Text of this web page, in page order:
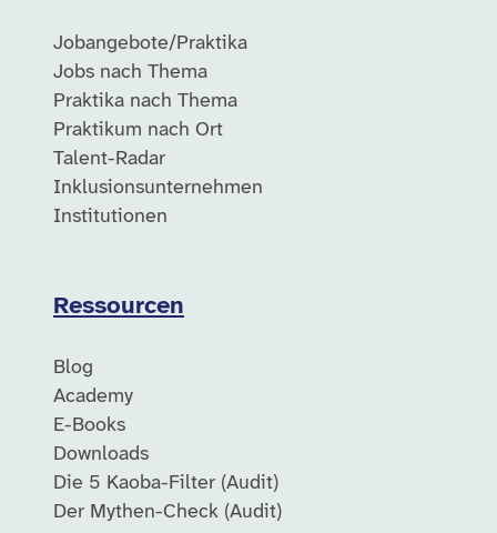
Jobangebote/Praktika
Jobs nach Thema
Praktika nach Thema
Praktikum nach Ort
Talent-Radar
Inklusionsunternehmen
Institutionen
Ressourcen
Blog
Academy
E-Books
Downloads
Die 5 Kaoba-Filter (Audit)
Der Mythen-Check (Audit)